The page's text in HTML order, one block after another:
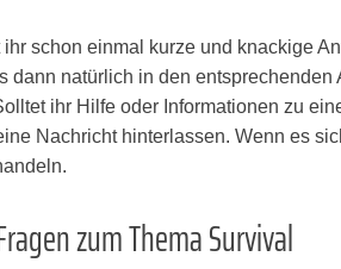
ihr schon einmal kurze und knackige
dann natürlich in den
ihr Hilfe oder Informationen zu
Nachricht hinterlassen. Wenn es
zum Thema Survival